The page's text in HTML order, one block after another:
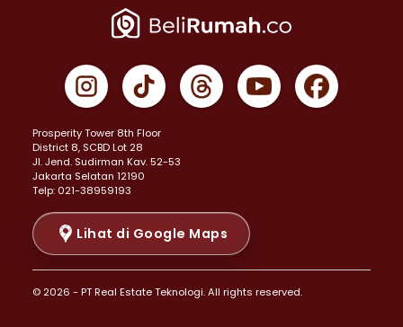
Properti Dijual di Jakarta Pusat >
Properti Dijual di Gambir >
Properti Dijual di Johar Baru >
Properti Dijual di Menteng >
Properti Dijual di Senen >
Properti Dijual di Tanah Abang >
Properti Dijual di Cikini >
Properti Dijual di Kramat >
Properti Dijual di Pasar Baru >
Properti Dijual di Bendungan Hilir >
Properti Dijual di Jakarta Selatan >
Prosperity Tower 8th Floor
District 8, SCBD Lot 28
JI. Jend. Sudirman Kav. 52-53
Jakarta Selatan 12190
Telp: 021-38959193
Lihat di Google Maps
© 2026 - PT Real Estate Teknologi. All rights reserved.